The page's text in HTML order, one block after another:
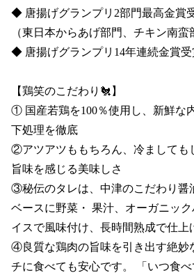
◆ 唐揚げグランプリ2部門最高金賞
（東日本からあげ部門、チキン南蛮
◆ 唐揚げグランプリ14年連続金賞受
【鶏笑のこだわり🐔】
① 国産若鶏を100％使用し、新鮮な
下処理を徹底
②アツアツももちろん、冷ましても
旨味を感じる美味しさ
③秘伝のタレは、中津のこだわり醤
ベースに野菜・ 果汁、オーガニッ
イスで風味付け、長時間熟成で仕上
④良質な鶏肉の旨味を引き出す絶妙
チに食べても安心です。 「いつ食